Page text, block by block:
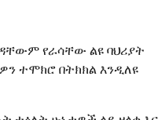
የራሳቸው ልዩ ባህሪያት
ተሞክሮ በትክክል እንዲለዩ